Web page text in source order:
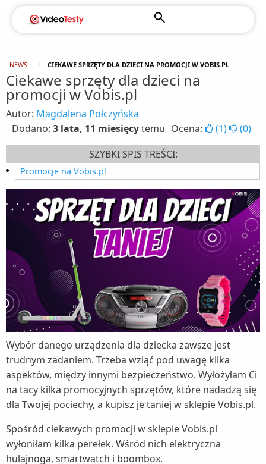
NEWS CIEKAWE SPRZĘTY DLA DZIECI NA PROMOCJI W VOBIS.PL
Ciekawe sprzęty dla dzieci na
promocji w Vobis.pl
Autor: Magdalena Połczyńska
Dodano: 3 lata, 11 miesięcytemu Ocena: (1) (0)
SZYBKI SPIS TREŚCI:
Promocje na Vobis.pl
Wybór danego urządzenia dla dziecka zawsze jest
trudnym zadaniem. Trzeba wziąć pod uwagę kilka
aspektów, między innymi bezpieczeństwo. Wyłożyłam Ci
na tacy kilka promocyjnych sprzętów, które nadadzą się
dla Twojej pociechy, a kupisz je taniej w sklepie Vobis.pl.
Spośród ciekawych promocji w sklepie Vobis.pl
wyłoniłam kilka perełek. Wśród nich elektryczna
hulajnoga, smartwatch i boombox.